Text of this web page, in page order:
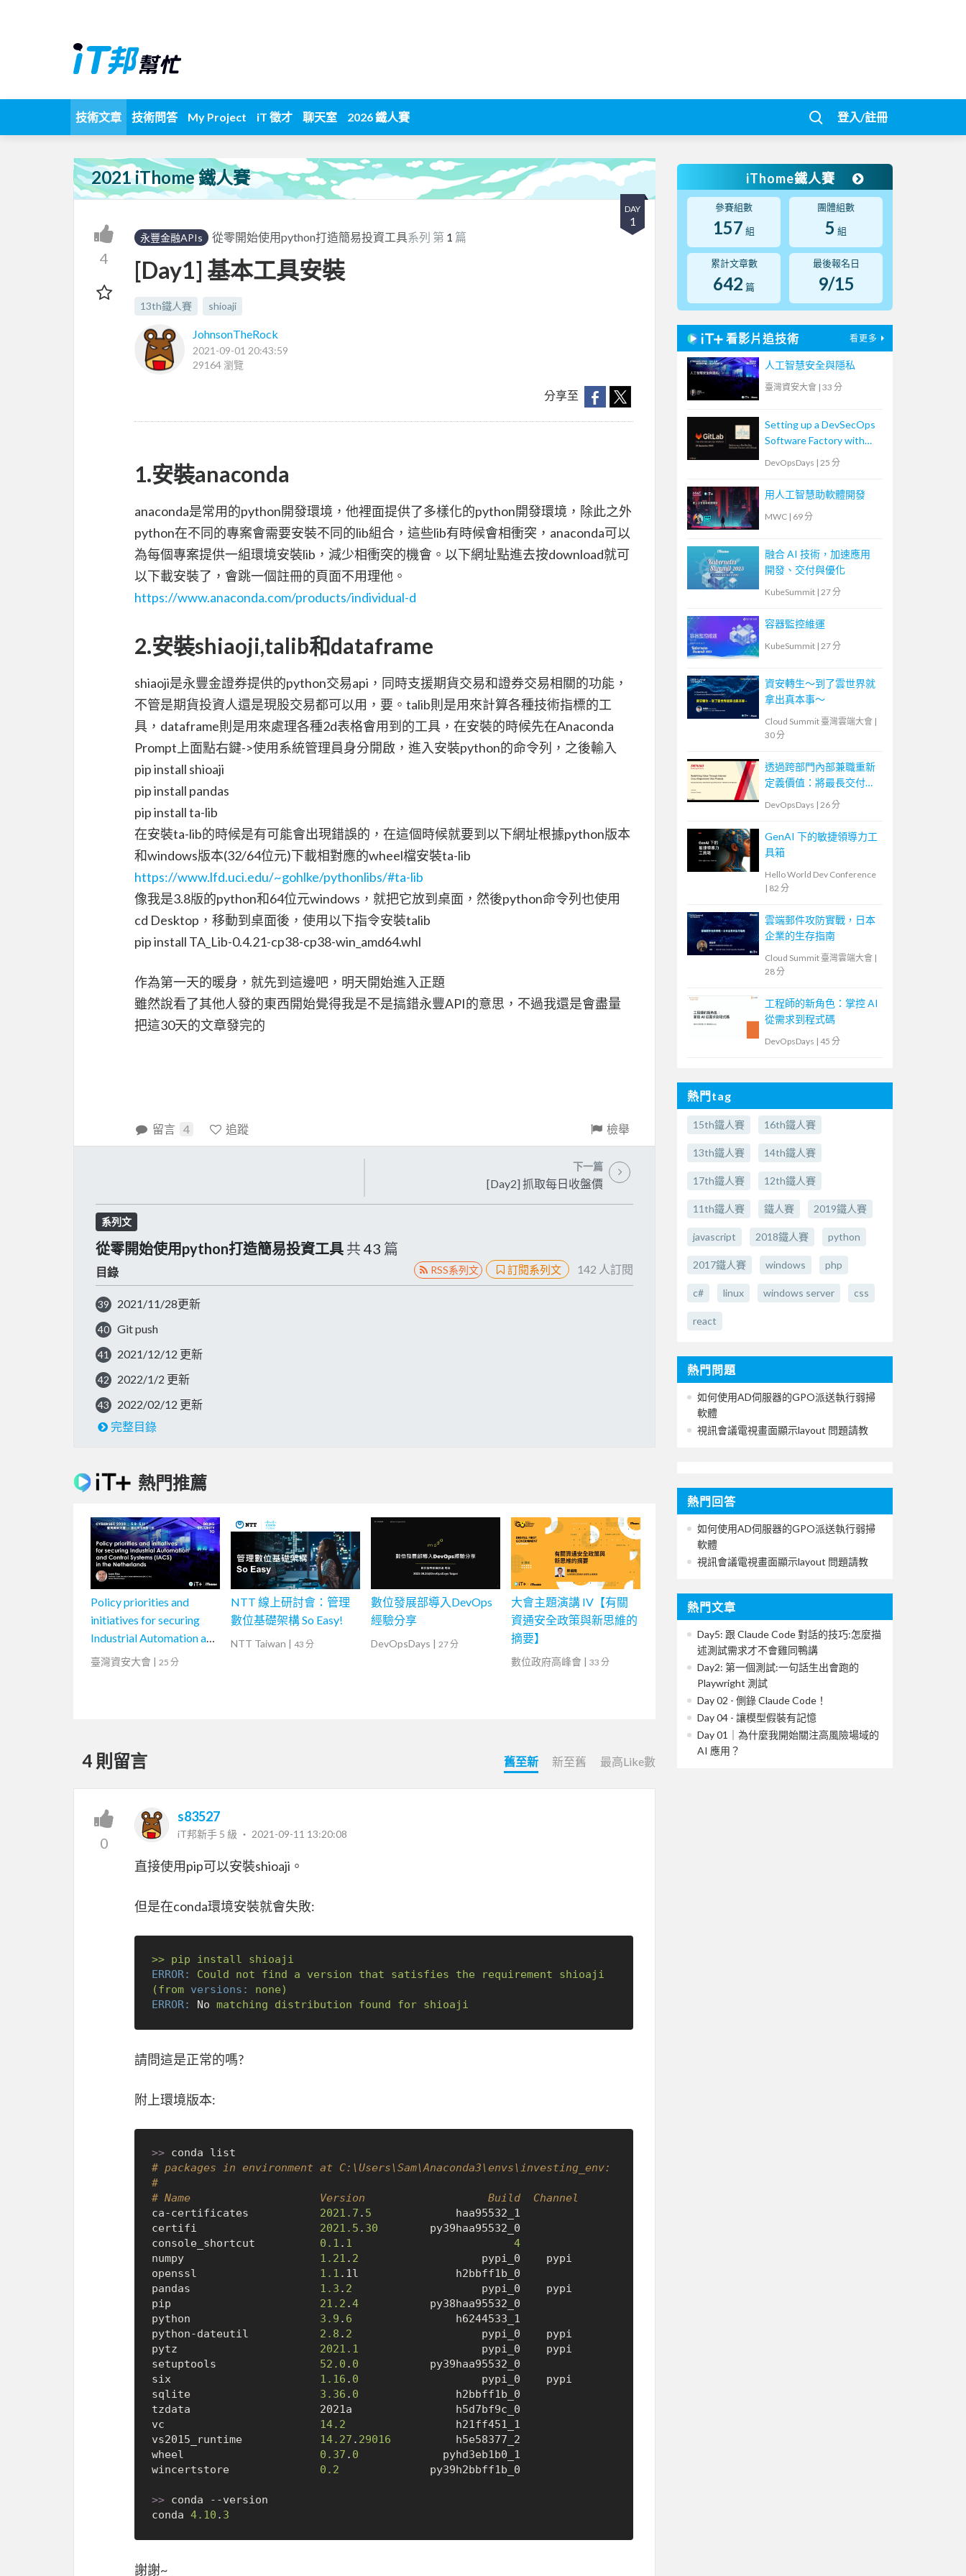
技術文章 技術問答 My Project iT 徵才 聊天室 2026 鐵人賽 登入/註冊
2021 iThome 鐵人賽
DAY
1
4
永豐金融APIs 從零開始使用python打造簡易投資工具系列 第 1 篇
[Day1] 基本工具安裝
13th鐵人賽 shioaji
JohnsonTheRock
2021-09-01 20:43:59
29164 瀏覽
分享至
1.安裝anaconda
anaconda是常用的python開發環境，他裡面提供了多樣化的python開發環境，除此之外
python在不同的專案會需要安裝不同的lib組合，這些lib有時候會相衝突，anaconda可以
為每個專案提供一組環境安裝lib，減少相衝突的機會。以下網址點進去按download就可
以下載安裝了，會跳一個註冊的頁面不用理他。
https://www.anaconda.com/products/individual-d
2.安裝shiaoji,talib和dataframe
shiaoji是永豐金證券提供的python交易api，同時支援期貨交易和證券交易相關的功能，
不管是期貨投資人還是現股交易都可以用，要。talib則是用來計算各種技術指標的工
具，dataframe則是用來處理各種2d表格會用到的工具，在安裝的時候先在Anaconda
Prompt上面點右鍵->使用系統管理員身分開啟，進入安裝python的命令列，之後輸入
pip install shioaji
pip install pandas
pip install ta-lib
在安裝ta-lib的時候是有可能會出現錯誤的，在這個時候就要到以下網址根據python版本
和windows版本(32/64位元)下載相對應的wheel檔安裝ta-lib
https://www.lfd.uci.edu/~gohlke/pythonlibs/#ta-lib
像我是3.8版的python和64位元windows，就把它放到桌面，然後python命令列也使用
cd Desktop，移動到桌面後，使用以下指令安裝talib
pip install TA_Lib-0.4.21-cp38-cp38-win_amd64.whl
作為第一天的暖身，就先到這邊吧，明天開始進入正題
雖然說看了其他人發的東西開始覺得我是不是搞錯永豐API的意思，不過我還是會盡量
把這30天的文章發完的
留言 4 追蹤 檢舉
下一篇
[Day2] 抓取每日收盤價
系列文
從零開始使用python打造簡易投資工具 共 43 篇
目錄 RSS系列文 訂閱系列文 142 人訂閱
39 2021/11/28更新
40 Git push
41 2021/12/12 更新
42 2022/1/2 更新
43
2022/02/12 更新
完整目錄
熱門推薦
Policy priorities and
initiatives for securing
Industrial Automation and
Control Systems (IACS) in
臺灣資安大會 | 25 分
NTT 線上研討會：管理
數位基礎架構 So Easy!
NTT Taiwan | 43 分
數位發展部導入DevOps
經驗分享
DevOpsDays | 27 分
大會主題演講 IV【有關
資通安全政策與新思維的
摘要】
數位政府高峰會 | 33 分
4 則留言 舊至新 新至舊 最高Like數
0
s83527
iT邦新手 5 級 ‧ 2021-09-11 13:20:08
直接使用pip可以安裝shioaji。
但是在conda環境安裝就會失敗:
>> pip install
shioaji
ERROR:
Could not find a version that satisfies the requirement
shioaji
(from versions:
none)
ERROR:
No matching distribution found for shioaji
請問這是正常的嗎?
附上環境版本:
>>
# packages in environment at C:\Users\Sam\Anaconda3\envs\investing_env:
#
# Name                    Version                   Build  Channel
ca-certificates 2021.7 . 5
             haa95532_1
certifi 2021.5 . 30
        py39haa95532_0
console_shortcut 0.1 . 1
4
numpy 1.21 . 2
                   pypi_0    pypi
openssl 1.1 .1l               h2bbff1b_0
pandas 1.3 . 2
                    pypi_0    pypi
pip 21.2 .4
           py38haa95532_0
python 3.9 . 6
                h6244533_1
python-dateutil 2.8 . 2
                    pypi_0    pypi
pytz 2021.1
                   pypi_0    pypi
setuptools 52.0 . 0
           py39haa95532_0
six 1.16 . 0
                   pypi_0    pypi
sqlite 3.36 . 0
               h2bbff1b_0
tzdata                    2021a                h5d7bf9c_0
vc 14.2
                 h21ff451_1
vs2015_runtime 14.27 . 29016
          h5e58377_2
wheel 0.37 . 0
             pyhd3eb1b0_1
wincertstore 0.2
              py39h2bbff1b_0
>> conda --version
conda 4.10 . 3
謝謝~
iThome鐵人賽
參賽組數
157 組
團體組數
5 組
累計文章數
642 篇
最後報名日
9/15
看影片追技術 看更多
人工智慧安全與隱私
臺灣資安大會 | 33 分
Setting up a DevSecOps
Software Factory with
DevOpsDays | 25 分
用人工智慧助軟體開發
MWC | 69 分
融合 AI 技術，加速應用
開發、交付與優化
KubeSummit | 27 分
容器監控維運
KubeSummit | 27 分
資安轉生～到了雲世界就
拿出真本事～
Cloud Summit 臺灣雲端大會 |
30 分
透過跨部門內部兼職重新
定義價值：將最長交付週
期從 1 個月縮短到 10 分
DevOpsDays | 26 分
GenAI 下的敏捷領導力工
具箱
Hello World Dev Conference
| 82 分
雲端郵件攻防實戰，日本
企業的生存指南
Cloud Summit 臺灣雲端大會 |
28 分
工程師的新角色：掌控 AI
從需求到程式碼
DevOpsDays | 45 分
熱門tag
15th鐵人賽 16th鐵人賽
13th鐵人賽 14th鐵人賽
17th鐵人賽 12th鐵人賽
11th鐵人賽 鐵人賽 2019鐵人賽
javascript 2018鐵人賽 python
2017鐵人賽 windows php
c# linux windows server css
react
熱門問題
如何使用AD伺服器的GPO派送執行弱掃
軟體
視訊會議電視畫面顯示layout 問題請教
熱門回答
如何使用AD伺服器的GPO派送執行弱掃
軟體
視訊會議電視畫面顯示layout 問題請教
熱門文章
Day5: 跟 Claude Code 對話的技巧:怎麼描
述測試需求才不會雞同鴨講
Day2: 第一個測試:一句話生出會跑的
Playwright 測試
Day 02 - 側錄 Claude Code！
Day 04 - 讓模型假裝有記憶
Day 01｜為什麼我開始關注高風險場域的
AI 應用？